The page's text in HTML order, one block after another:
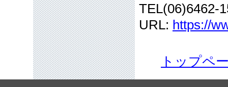
TEL(06)6462-
URL: https://
トップペ